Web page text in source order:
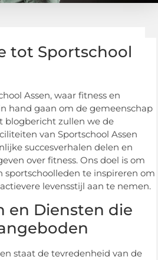
tot Sportschool
Assen, waar fitness en
hand gaan om de gemeenschap
blogbericht zullen we de
van Sportschool Assen
succesverhalen delen en
over fitness. Ons doel is om
sportschoolleden te inspireren om
levensstijl aan te nemen.
en Diensten die
staat de tevredenheid van de